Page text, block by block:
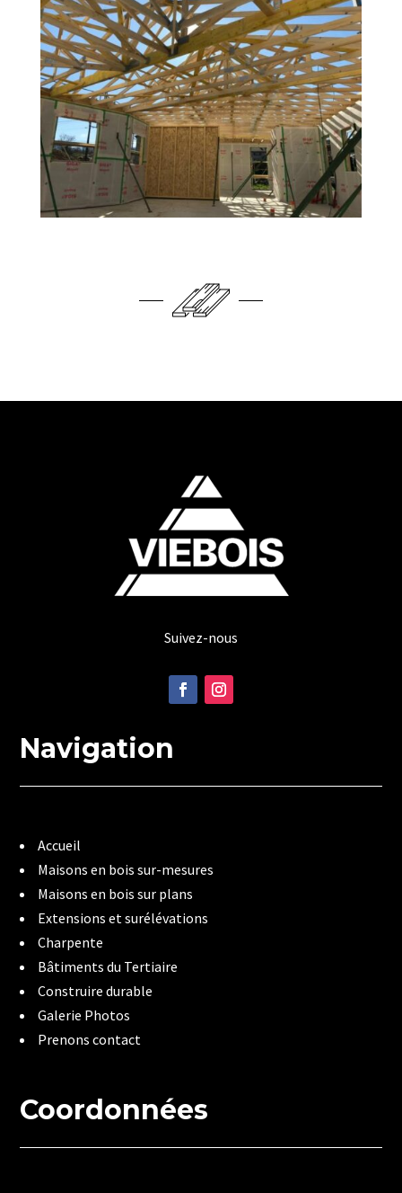
Suivez-nous
Navigation
Accueil
Maisons en bois sur-mesures
Maisons en bois sur plans
Extensions et surélévations
Charpente
Bâtiments du Tertiaire
Construire durable
Galerie Photos
Prenons contact
Coordonnées